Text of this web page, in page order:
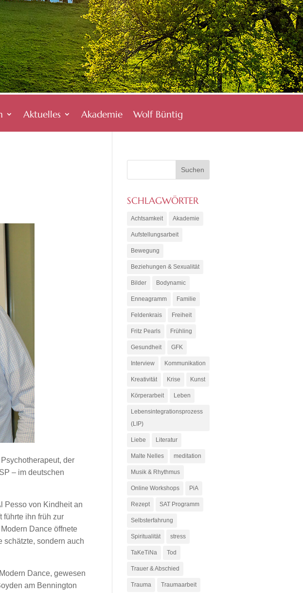
Aktuelles Akademie Wolf Büntig
der
– im deutschen
Pesso von Kindheit an
führte ihn früh zur
Dance öffnete
schätzte, sondern auch
Dance, gewesen
am Bennington
SCHLAGWÖRTER
Achtsamkeit Akademie
Aufstellungsarbeit
Bewegung
Beziehungen & Sexualität
Bilder Bodynamic
Enneagramm Familie
Feldenkrais Freiheit
Fritz Pearls Frühling
Gesundheit GFK
Interview Kommunikation
Kreativität Krise Kunst
Körperarbeit Leben
Lebensintegrationsprozess
(LIP)
Liebe Literatur
Malte Nelles meditation
Musik & Rhythmus
Online Workshops PiA
Rezept SAT Programm
Selbsterfahrung
Spiritualität stress
TaKeTiNa Tod
Trauer & Abschied
Trauma Traumaarbeit